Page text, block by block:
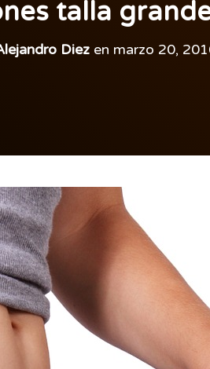
talla
Diez en marzo 20,